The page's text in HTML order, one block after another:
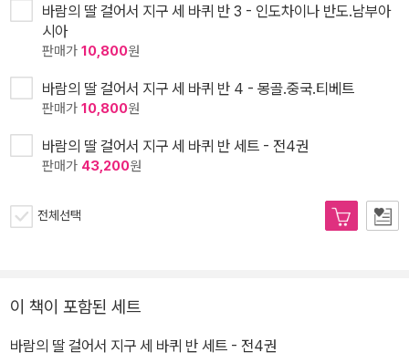
바람의 딸 걸어서 지구 세 바퀴 반 3 - 인도차이나 반도.남부아
시아
판매가 10,800원
바람의 딸 걸어서 지구 세 바퀴 반 4 - 몽골.중국.티베트
판매가 10,800원
바람의 딸 걸어서 지구 세 바퀴 반 세트 - 전4권
판매가 43,200원
전체선택
이 책이 포함된 세트
바람의 딸 걸어서 지구 세 바퀴 반 세트 - 전4권